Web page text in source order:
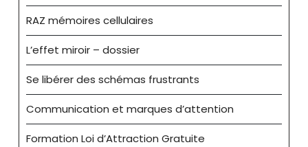
RAZ mémoires cellulaires
L’effet miroir – dossier
Se libérer des schémas frustrants
Communication et marques d’attention
Formation Loi d’Attraction Gratuite